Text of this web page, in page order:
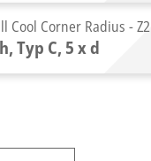
Cool Corner Radius - Z2
Typ C, 5 x d